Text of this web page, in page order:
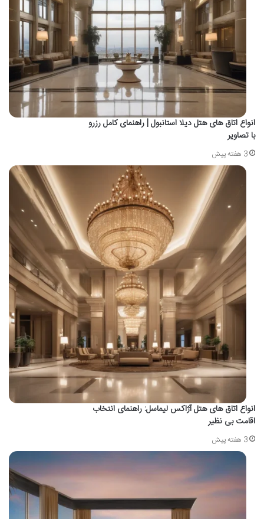
انواع اتاق های هتل دیلا استانبول | راهنمای کامل رزرو
با تصاویر
3 هفته پیش
انواع اتاق های هتل آژاکس لیماسل: راهنمای انتخاب
اقامت بی نظیر
3 هفته پیش